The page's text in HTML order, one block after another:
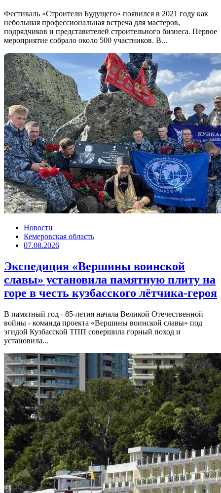
Фестиваль «Строители Будущего» появился в 2021 году как
небольшая профессиональная встреча для мастеров,
подрядчиков и представителей строительного бизнеса. Первое
мероприятие собрало около 500 участников. В...
Новости
Кемеровская область
07.08.2026
Экспедиция «Вершины воинской
славы» установила памятную плиту на
горе в честь кузбасского лётчика-героя
В памятный год - 85-летия начала Великой Отечественной
войны - команда проекта «Вершины воинской славы» под
эгидой Кузбасской ТПП совершила горный поход и
установила...